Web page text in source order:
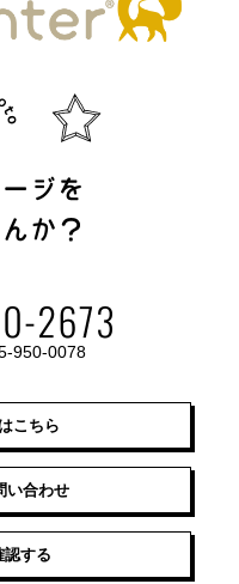
950-0078
こちら
い合わせ
認する